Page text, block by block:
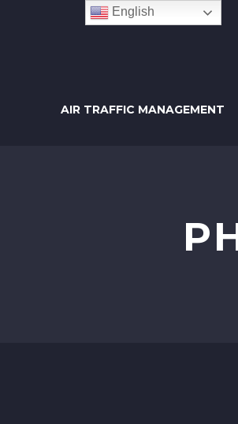
AIR TRAFFIC MANAGEMENT
English